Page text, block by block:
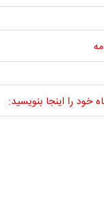
خود را اینجا بنویسید: